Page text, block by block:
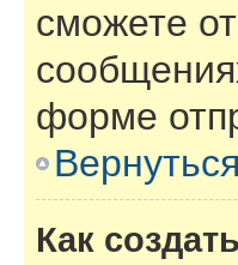
сможете
форме
Как